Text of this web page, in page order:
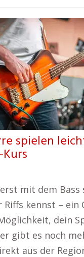
spielen
mit dem
Riffs kennst – ein
dein
gibt es noch
aus der